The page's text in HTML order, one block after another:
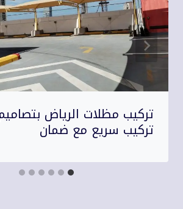
تركيب مظلات الرياض
تركيب سريع مع ضمان